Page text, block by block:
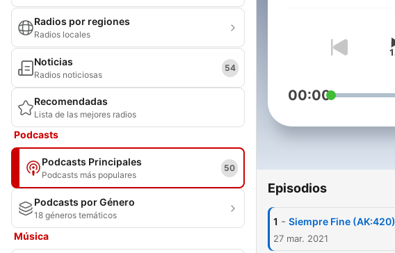
Radios por regiones
Radios locales
Noticias
Radios noticiosas
54
Recomendadas
Lista de las mejores radios
Podcasts
Podcasts Principales
Podcasts más populares
50
Podcasts por Género
18 géneros temáticos
Música
00:00
Episodios
1 - Siempre Fine (AK:420)
27 mar. 2021